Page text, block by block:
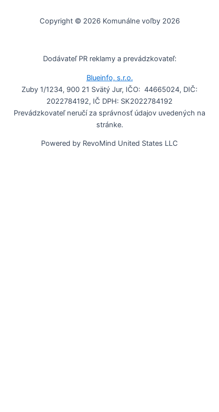
Copyright © 2026 Komunálne voľby 2026
Dodávateľ PR reklamy a prevádzkovateľ:
Blueinfo, s.r.o.
Zuby 1/1234, 900 21 Svätý Jur, IČO: 44665024, DIČ:
2022784192, IČ DPH: SK2022784192
Prevádzkovateľ neručí za správnosť údajov uvedených na
stránke.
Powered by RevoMind United States LLC